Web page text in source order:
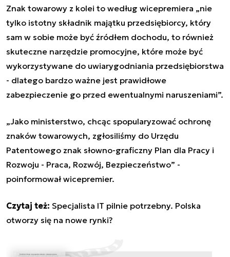
Znak towarowy z kolei to według wicepremiera „nie
tylko istotny składnik majątku przedsiębiorcy, który
sam w sobie może być źródłem dochodu, to również
skuteczne narzędzie promocyjne, które może być
wykorzystywane do uwiarygodniania przedsiębiorstwa
- dlatego bardzo ważne jest prawidłowe
zabezpieczenie go przed ewentualnymi naruszeniami”.
„Jako ministerstwo, chcąc spopularyzować ochronę
znaków towarowych, zgłosiliśmy do Urzędu
Patentowego znak słowno-graficzny Plan dla Pracy i
Rozwoju - Praca, Rozwój, Bezpieczeństwo” -
poinformował wicepremier.
Czytaj też: Specjalista IT pilnie potrzebny. Polska
otworzy się na nowe rynki?